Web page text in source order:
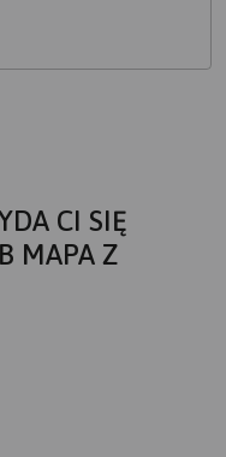
CI SIĘ
MAPA Z